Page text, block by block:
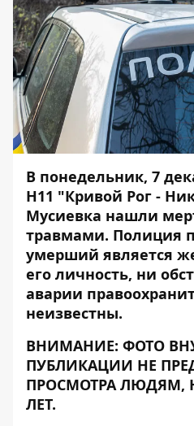
В понедельник, 7
Н11 "Кривой Рог -
Мусиевка нашли
травмами. Полиция
умерший является
его личность, ни
аварии
неизвестны.
ВНИМАНИЕ: ФОТО
ПУБЛИКАЦИИ НЕ
ПРОСМОТРА ЛЮДЯМ,
ЛЕТ.